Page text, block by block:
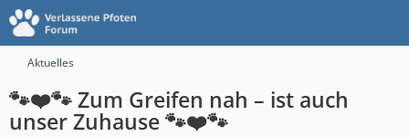
Aktuelles
🐾❤️🐾 Zum Greifen nah – ist auch
unser Zuhause 🐾❤️🐾